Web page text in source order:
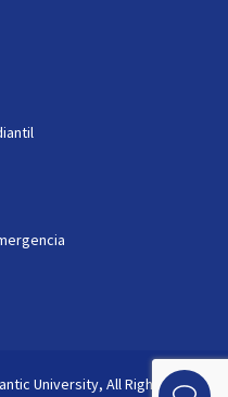
University, All Rights